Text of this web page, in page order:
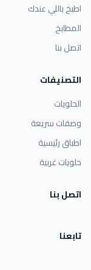
اطبخ باللي عندك
المطابخ
اتصل بنا
التصنيفات
الحلويات
وصفات سريعة
اطباق رئيسية
حلويات غربية
اتصل بنا
تابعنا